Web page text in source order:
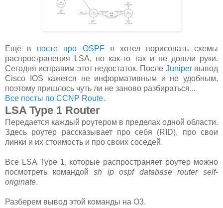
Ещё в посте про OSPFя хотел порисовать схемы
распространения LSA, но как-то так и не дошли руки.
Сегодня исправим этот недостаток. После Juniperвывод
Cisco IOS кажется не информативным и не удобным,
поэтому пришлось чуть ли не заново разбираться...
Все посты по CCNP Route.
LSA Type 1 Router
Передается каждый роутером в пределах одной области.
Здесь роутер рассказывает про себя (RID), про свои
линки и их стоимость и про своих соседей.
Все LSA Type 1, которые распространяет роутер можно
посмотреть командойsh ip ospf database router self-
originate.
Разберем вывод этой команды на О3.